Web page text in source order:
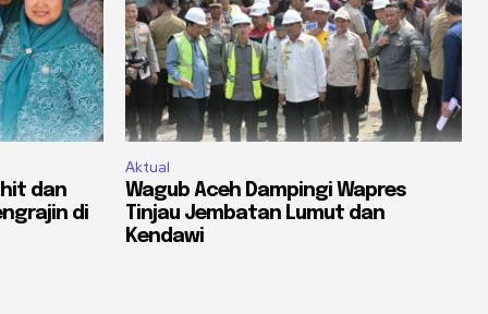
dan
di
Aktual
Wagub Aceh Dampingi Wapres
Tinjau Jembatan Lumut dan
Kendawi